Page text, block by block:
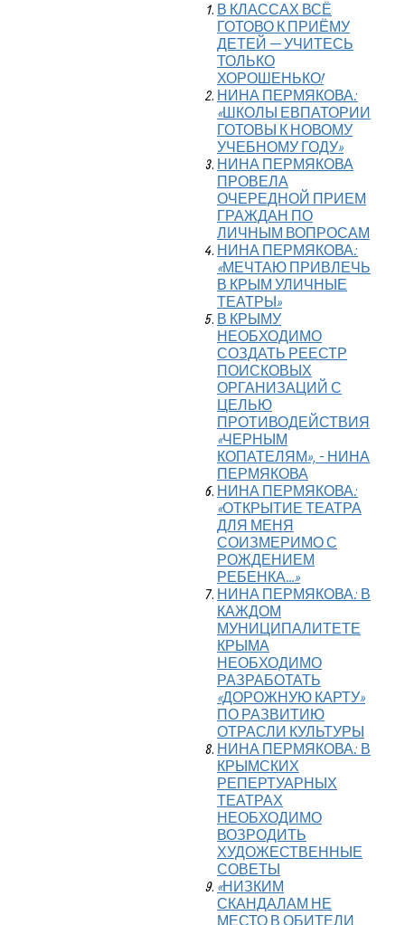
В КЛАССАХ ВСЁ
ГОТОВО К ПРИЁМУ
ДЕТЕЙ — УЧИТЕСЬ
ТОЛЬКО
ХОРОШЕНЬКО!
НИНА ПЕРМЯКОВА:
«ШКОЛЫ ЕВПАТОРИИ
ГОТОВЫ К НОВОМУ
УЧЕБНОМУ ГОДУ»
НИНА ПЕРМЯКОВА
ПРОВЕЛА
ОЧЕРЕДНОЙ ПРИЕМ
ГРАЖДАН ПО
ЛИЧНЫМ ВОПРОСАМ
НИНА ПЕРМЯКОВА:
«МЕЧТАЮ ПРИВЛЕЧЬ
В КРЫМ УЛИЧНЫЕ
ТЕАТРЫ»
В КРЫМУ
НЕОБХОДИМО
СОЗДАТЬ РЕЕСТР
ПОИСКОВЫХ
ОРГАНИЗАЦИЙ С
ЦЕЛЬЮ
ПРОТИВОДЕЙСТВИЯ
«ЧЕРНЫМ
КОПАТЕЛЯМ», - НИНА
ПЕРМЯКОВА
НИНА ПЕРМЯКОВА:
«ОТКРЫТИЕ ТЕАТРА
ДЛЯ МЕНЯ
СОИЗМЕРИМО С
РОЖДЕНИЕМ
РЕБЕНКА…»
НИНА ПЕРМЯКОВА: В
КАЖДОМ
МУНИЦИПАЛИТЕТЕ
КРЫМА
НЕОБХОДИМО
РАЗРАБОТАТЬ
«ДОРОЖНУЮ КАРТУ»
ПО РАЗВИТИЮ
ОТРАСЛИ КУЛЬТУРЫ
НИНА ПЕРМЯКОВА: В
КРЫМСКИХ
РЕПЕРТУАРНЫХ
ТЕАТРАХ
НЕОБХОДИМО
ВОЗРОДИТЬ
ХУДОЖЕСТВЕННЫЕ
СОВЕТЫ
«НИЗКИМ
СКАНДАЛАМ НЕ
МЕСТО В ОБИТЕЛИ